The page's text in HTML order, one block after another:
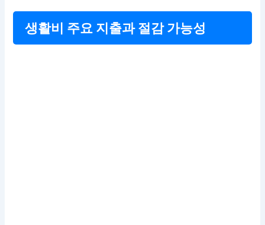
생활비 주요 지출과 절감 가능성